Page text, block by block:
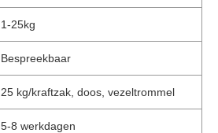
1-25kg
Bespreekbaar
25 kg/kraftzak, doos, vezeltrommel
5-8 werkdagen